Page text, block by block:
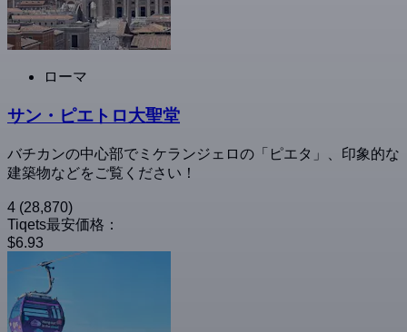
ローマ
サン・ピエトロ大聖堂
バチカンの中心部でミケランジェロの「ピエタ」、印象的な
建築物などをご覧ください！
4 (28,870)
Tiqets最安価格：
$6.93